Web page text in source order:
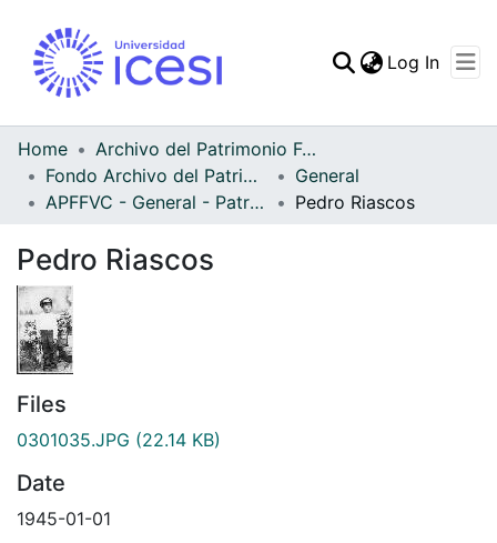
Statistics
Log In
Home
Archivo del Patrimonio Fotográfico y Fílmico del Valle del Cauca
Fondo Archivo del Patrimonio Fotográfico y Fílmico del Valle del Cauca
General
APFFVC - General - Patrimonial
Pedro Riascos
Pedro Riascos
Files
0301035.JPG (22.14 KB)
Date
1945-01-01